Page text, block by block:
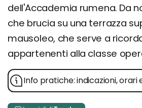
dell'Accademia rumena. Da
che brucia su una terrazza
mausoleo, che serve a
appartenenti alla classe
Info pratiche: indicazioni, orari